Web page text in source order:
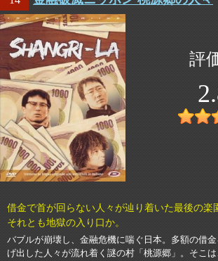
借金で首が回らない人々が辿り着いた最後の楽
それとも地獄の入り口か。
バブルが崩壊し、金融危機に喘ぐ日本。多額の借
げ出した人々が流れ着く謎の村「桃源郷」。そこ